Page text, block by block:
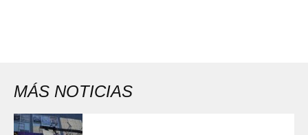
MÁS NOTICIAS